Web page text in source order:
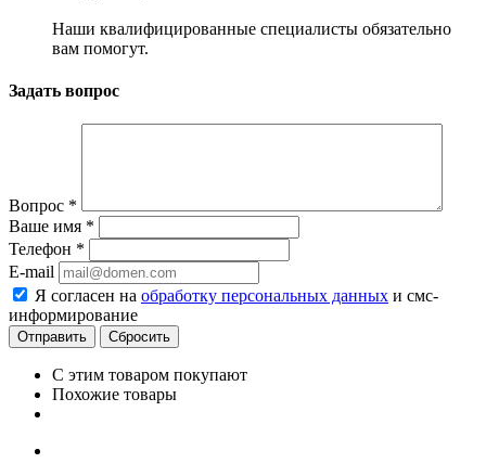
Наши квалифицированные специалисты обязательно
вам помогут.
Задать вопрос
Вопрос *
Ваше имя *
Телефон *
E-mail
Я согласен на обработку персональных данных и смс-
информирование
Сбросить
С этим товаром покупают
Похожие товары